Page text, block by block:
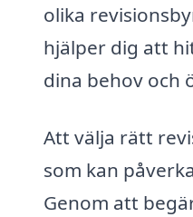
olika
hjälper dig att
dina behov och
Att välja rätt
som kan
Genom att